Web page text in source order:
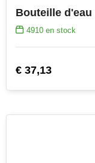
4910en stock
€ 37,13